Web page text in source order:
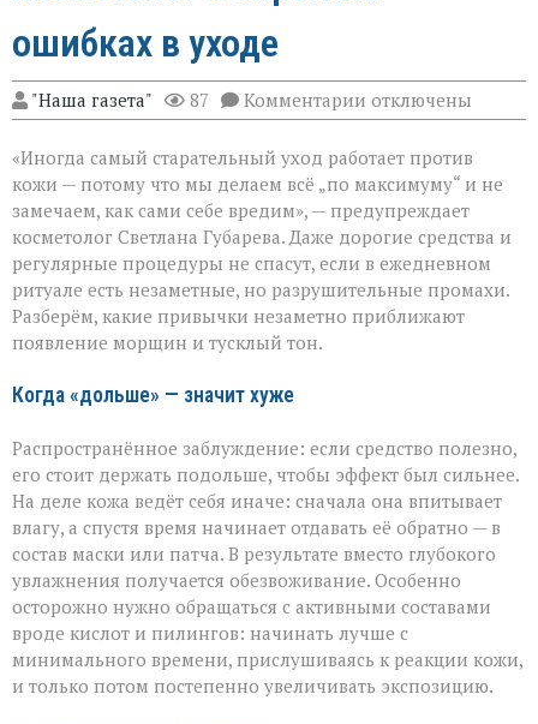
ошибках в уходе
"Наша газета" 87 Комментарии к
записи
думаете,
что
ухаживаете,
а
на
деле
ускоряете
старение»:
косметолог
отключены
«Иногда самый старательный уход работает против
кожи — потому что мы делаем всё „по максимуму“ и не
замечаем, как сами себе вредим», — предупреждает
косметолог Светлана Губарева. Даже дорогие средства и
регулярные процедуры не спасут, если в ежедневном
ритуале есть незаметные, но разрушительные промахи.
Разберём, какие привычки незаметно приближают
появление морщин и тусклый тон.
Когда «дольше» — значит хуже
Распространённое заблуждение: если средство полезно,
его стоит держать подольше, чтобы эффект был сильнее.
На деле кожа ведёт себя иначе: сначала она впитывает
влагу, а спустя время начинает отдавать её обратно — в
состав маски или патча. В результате вместо глубокого
увлажнения получается обезвоживание. Особенно
осторожно нужно обращаться с активными составами
вроде кислот и пилингов: начинать лучше с
минимального времени, прислушиваясь к реакции кожи,
и только потом постепенно увеличивать экспозицию.